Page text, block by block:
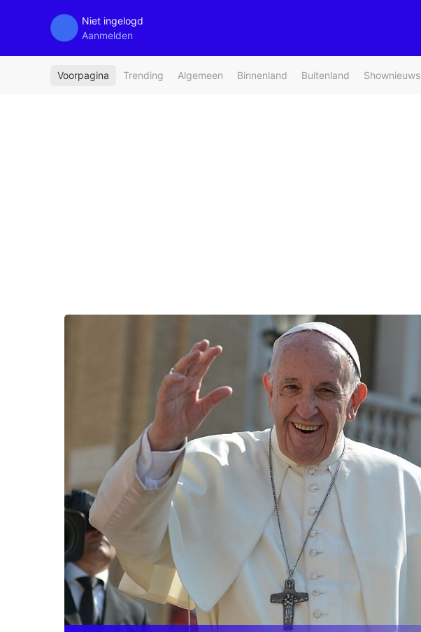
Niet ingelogd
Aanmelden
Voorpagina Trending Algemeen Binnenland Buitenland Shownieuws